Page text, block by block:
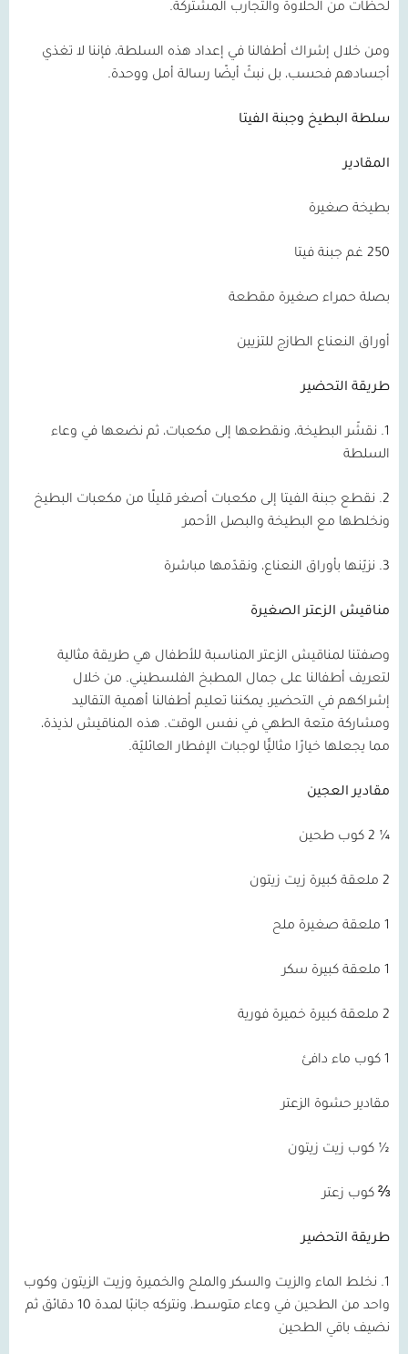
لحظات من الحلاوة والتجارب المشتركة.
ومن خلال إشراك أطفالنا في إعداد هذه السلطة، فإننا لا تغذي
أجسادهم فحسب، بل نبثّ أيضًا رسالة أمل ووحدة.
سلطة البطيخ وجبنة الفيتا
المقادير
بطيخة صغيرة
250 غم جبنة فيتا
بصلة حمراء صغيرة مقطعة
أوراق النعناع الطازج للتزيين
طريقة التحضير
1. نقشّر البطيخة، ونقطعها إلى مكعبات، ثم نضعها في وعاء
السلطة
2. نقطع جبنة الفيتا إلى مكعبات أصغر قليلًا من مكعبات البطيخ
ونخلطها مع البطيخة والبصل الأحمر
3. نزيّنها بأوراق النعناع، ونقدّمها مباشرة
مناقيش الزعتر الصغيرة
وصفتنا لمناقيش الزعتر المناسبة للأطفال هي طريقة مثالية
لتعريف أطفالنا على جمال المطبخ الفلسطيني. من خلال
إشراكهم في التحضير، يمكننا تعليم أطفالنا أهمية التقاليد
ومشاركة متعة الطهي في نفس الوقت. هذه المناقيش لذيذة،
مما يجعلها خيارًا مثاليًّا لوجبات الإفطار العائليّة.
مقادير العجين
¼ 2 كوب طحين
2 ملعقة كبيرة زيت زيتون
1 ملعقة صغيرة ملح
1 ملعقة كبيرة سكر
2 ملعقة كبيرة خميرة فورية
1 كوب ماء دافئ
مقادير حشوة الزعتر
½ كوب زيت زيتون
⅔ كوب زعتر
طريقة التحضير
1. نخلط الماء والزيت والسكر والملح والخميرة وزيت الزيتون وكوب
واحد من الطحين في وعاء متوسط، ونتركه جانبًا لمدة 10 دقائق ثم
نضيف باقي الطحين